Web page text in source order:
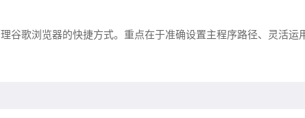
谷歌浏览器的快捷方式。重点在于准确设置主程序路径、灵活运